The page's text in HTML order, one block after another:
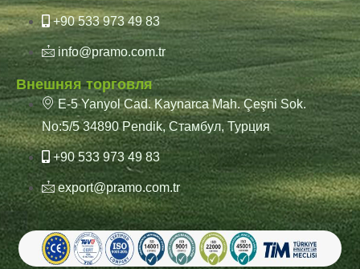
+90 533 973 49 83
info@pramo.com.tr
Внешняя торговля
E-5 Yanyol Cad. Kaynarca Mah. Çeşni Sok.
No:5/5 34890 Pendik, Стамбул, Турция
+90 533 973 49 83
export@pramo.com.tr